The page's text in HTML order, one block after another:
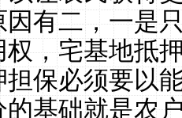
因有二，一是
权，宅基地抵
担保必须要以
的基础就是农